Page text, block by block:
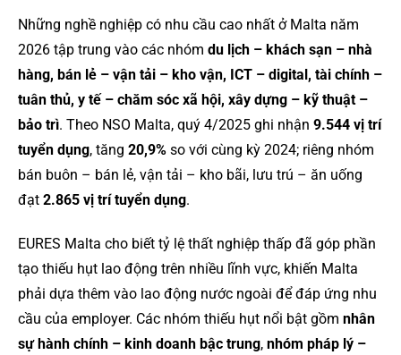
Những nghề nghiệp có nhu cầu cao nhất ở Malta năm
2026 tập trung vào các nhóm du lịch – khách sạn – nhà
hàng, bán lẻ – vận tải – kho vận, ICT – digital, tài chính –
tuân thủ, y tế – chăm sóc xã hội, xây dựng – kỹ thuật –
bảo trì. Theo NSO Malta, quý 4/2025 ghi nhận 9.544 vị trí
tuyển dụng, tăng 20,9% so với cùng kỳ 2024; riêng nhóm
bán buôn – bán lẻ, vận tải – kho bãi, lưu trú – ăn uống
đạt 2.865 vị trí tuyển dụng.
EURES Malta cho biết tỷ lệ thất nghiệp thấp đã góp phần
tạo thiếu hụt lao động trên nhiều lĩnh vực, khiến Malta
phải dựa thêm vào lao động nước ngoài để đáp ứng nhu
cầu của employer. Các nhóm thiếu hụt nổi bật gồm nhân
sự hành chính – kinh doanh bậc trung, nhóm pháp lý –